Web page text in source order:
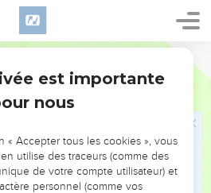
louange du SEIGNEUR ! Océans
vent de tempête qui obéis
du SEIGNEUR !
collines, arbres fruitiers et tous les
les troupeaux, serpents et
du SEIGNEUR !
est importante
nous
« Accepter tous les cookies », vous
utilise des traceurs (comme des
de votre compte utilisateur) et
personnel (comme vos